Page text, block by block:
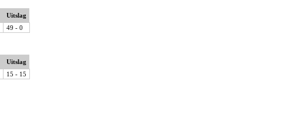
Uitslag
49 - 0
Uitslag
15 - 15